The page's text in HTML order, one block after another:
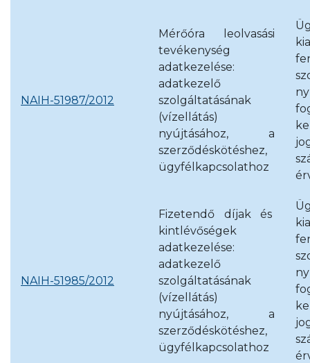
NAIH-51987/2012
Mérőóra leolvasási
tevékenység
adatkezelése:
adatkezelő
szolgáltatásának
(vízellátás)
nyújtásához, a
szerződéskötéshez,
ügyfélkapcsolathoz
NAIH-51985/2012
Fizetendő díjak és
kintlévőségek
adatkezelése:
adatkezelő
szolgáltatásának
(vízellátás)
nyújtásához, a
szerződéskötéshez,
ügyfélkapcsolathoz